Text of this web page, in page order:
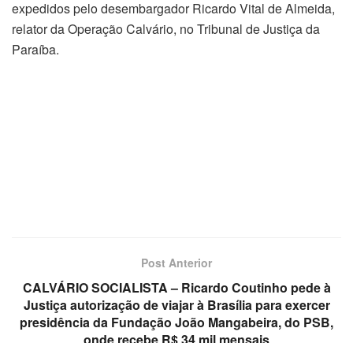
expedidos pelo desembargador Ricardo Vital de Almeida,
relator da Operação Calvário, no Tribunal de Justiça da
Paraíba.
Post Anterior
CALVÁRIO SOCIALISTA – Ricardo Coutinho pede à
Justiça autorização de viajar à Brasília para exercer
presidência da Fundação João Mangabeira, do PSB,
onde recebe R$ 34 mil mensais